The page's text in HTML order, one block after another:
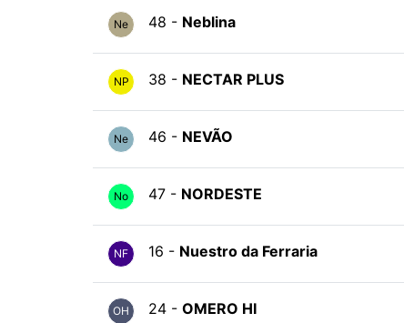
Ne 48 - Neblina
NP 38 - NECTAR PLUS
Ne 46 - NEVÃO
No 47 - NORDESTE
NF 16 - Nuestro da Ferraria
OH 24 - OMERO HI